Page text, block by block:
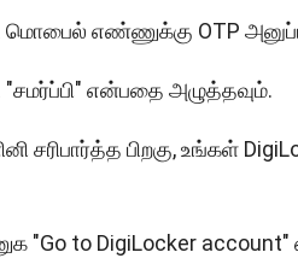
மொபைல் எண்ணுக்கு OTP
"சமர்ப்பி" என்பதை அழுத்தவும்.
சரிபார்த்த பிறகு, உங்கள்
"Go to DigiLocker account"